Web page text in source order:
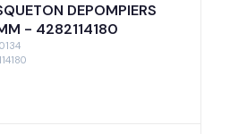
DEPOMPIERS
- 4282114180